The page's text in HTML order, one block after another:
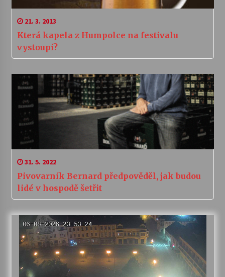
21. 3. 2013
Která kapela z Humpolce na festivalu
vystoupí?
31. 5. 2022
Pivovarník Bernard předpověděl, jak budou
lidé v hospodě šetřit